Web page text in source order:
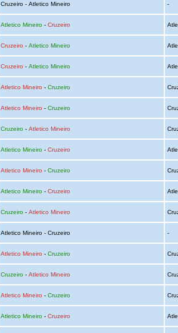
Cruzeiro - Atletico Mineiro -
Atletico Mineiro- Cruzeiro
Cruzeiro - Atletico Mineiro
Cruzeiro - Atletico Mineiro
Atletico Mineiro - Cruzeiro
Atletico Mineiro - Cruzeiro
Cruzeiro- Atletico Mineiro
Atletico Mineiro- Cruzeiro
Atletico Mineiro - Cruzeiro
Atletico Mineiro- Cruzeiro
Cruzeiro- Atletico Mineiro
Atletico Mineiro - Cruzeiro -
Atletico Mineiro - Cruzeiro
Cruzeiro- Atletico Mineiro
Atletico Mineiro - Cruzeiro
Atletico Mineiro- Cruzeiro